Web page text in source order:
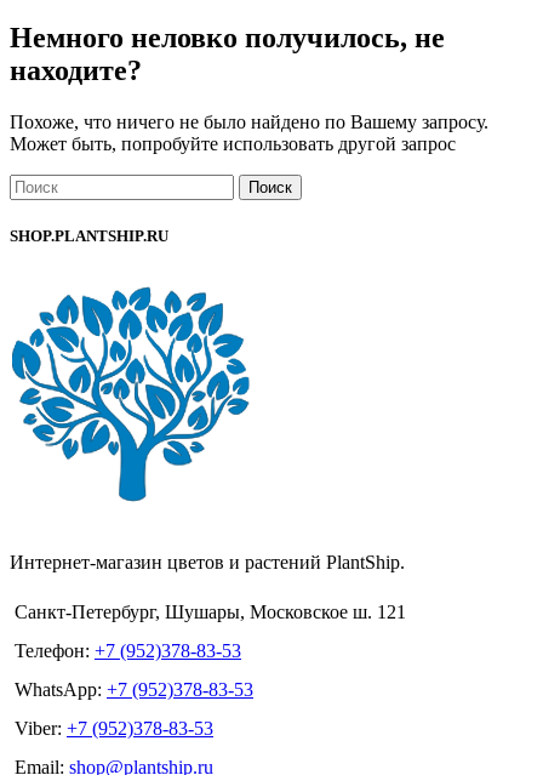
Немного неловко получилось, не
находите?
Похоже, что ничего не было найдено по Вашему запросу.
Может быть, попробуйте использовать другой запрос
Поиск
SHOP.PLANTSHIP.RU
Интернет-магазин цветов и растений PlantShip.
Санкт-Петербург, Шушары, Московское ш. 121
Телефон: +7 (952)378-83-53
WhatsApp: +7 (952)378-83-53
Viber: +7 (952)378-83-53
Email: shop@plantship.ru